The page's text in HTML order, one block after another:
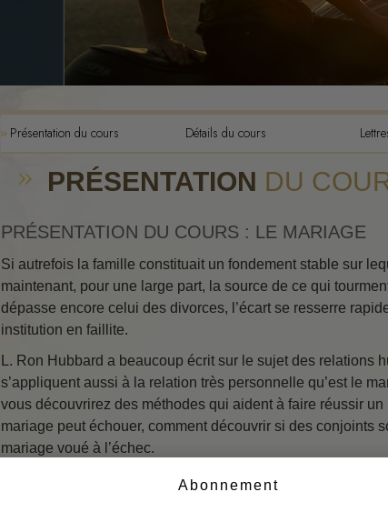
Les composantes
compréhension
Les dynamiques
L’éthique et les
publiques
Les
Solutions à un
dangereux
Cibles et buts
Présentation du cours Détails du cours
PRÉSENTATION DU
PRÉSENTATION DU COURS : LE MARIAGE
Si autrefois la famille constituait un fondement stable sur
maintenant, pour une large part, la source de ce qui
dépasse encore celui des divorces, l’écart se resserre
institution en faillite.
L. Ron Hubbard a beaucoup écrit sur le sujet des relations
s’appliquent aussi à la relation très personnelle qu’est le
vous découvrirez des méthodes qui aident à faire réussir
mariage peut échouer, comment découvrir si des conjoints
mariage voué à l’échec.
Si les magazines sont remplis de conseils de
Vous trouverez dans ces pages de vraies solutions,
Abonnement